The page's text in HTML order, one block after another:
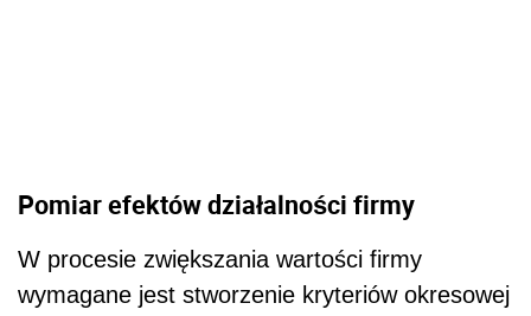
Pomiar efektów działalności firmy
W procesie zwiększania wartości firmy
wymagane jest stworzenie kryteriów okresowej